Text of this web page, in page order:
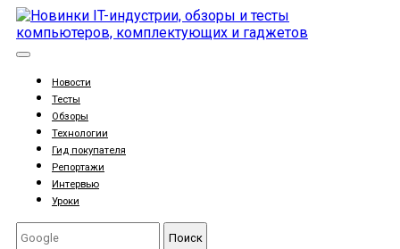
Новости
Тесты
Обзоры
Технологии
Гид покупателя
Репортажи
Интервью
Уроки
Поиск